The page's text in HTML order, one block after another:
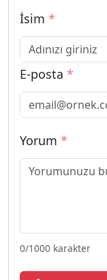
İsim *
E-posta *
Yorum *
0/1000 karakter